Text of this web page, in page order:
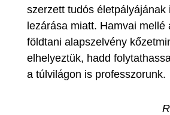
szerzett tudós életpályájának
lezárása miatt. Hamvai mellé
földtani alapszelvény
elhelyeztük, hadd
a túlvilágon is professzorunk.